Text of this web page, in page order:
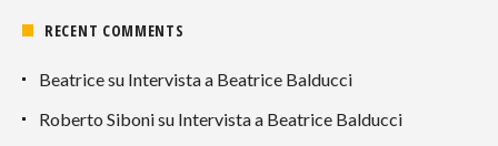
RECENT COMMENTS
Beatricesu Intervista a Beatrice Balducci
Roberto Sibonisu Intervista a Beatrice Balducci